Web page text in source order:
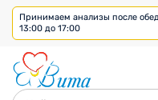
Принимаем анализы после
13:00 до 17:00